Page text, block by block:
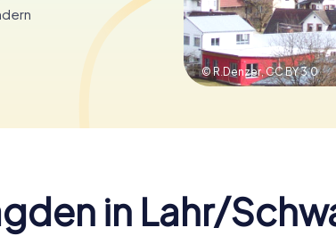
© R.Denzer,CC BY 3.0
in Lahr/